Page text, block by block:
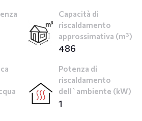
Capacità di
riscaldamento
approssimativa (m³)
486
Potenza di
riscaldamento
dell`ambiente (kW)
1